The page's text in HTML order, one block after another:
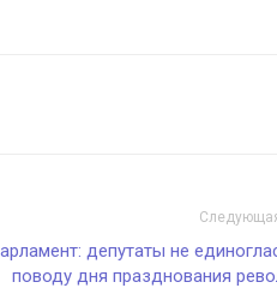
депутаты не
поводу дня празднования